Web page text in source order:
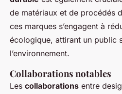
de matériaux et de procédés
ces marques s’engagent à
écologique, attirant un public
l’environnement.
Collaborations notables
Les collaborations entre